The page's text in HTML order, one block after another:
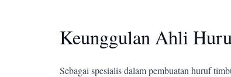
Keunggulan Ahli
Sebagai spesialis dalam pembuatan huruf